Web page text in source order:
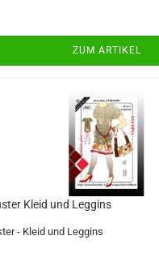
ZUM ARTIKEL
Kleid und Leggins
- Kleid und Leggins